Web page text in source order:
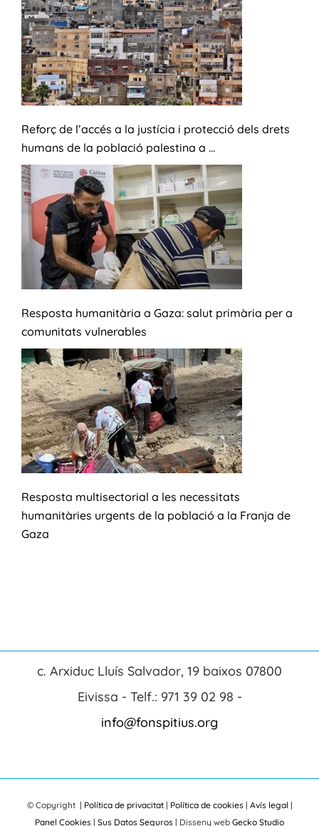
Reforç de l’accés a la justícia i protecció dels drets
humans de la població palestina a ...
Resposta humanitària a Gaza: salut primària per a
comunitats vulnerables
Resposta multisectorial a les necessitats
humanitàries urgents de la població a la Franja de
Gaza
c. Arxiduc Lluís Salvador, 19 baixos 07800
Eivissa - Telf.: 971 39 02 98 -
info@fonspitius.org
© Copyright | Política de privacitat| Política de cookies| Avís legal |
Panel Cookies | Sus Datos Seguros | Disseny web Gecko Studio